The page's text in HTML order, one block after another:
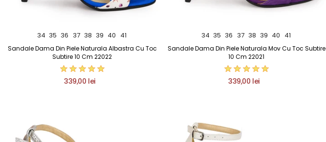
34 35 36 37 38 39 40 41
Sandale Dama Din Piele Naturala Albastra Cu Toc
Subtire 10 Cm 22022
339,00 lei
34 35 36 37 38 39 40 41
Sandale Dama Din Piele Naturala Mov Cu Toc Subtire
10 Cm 22021
339,00 lei